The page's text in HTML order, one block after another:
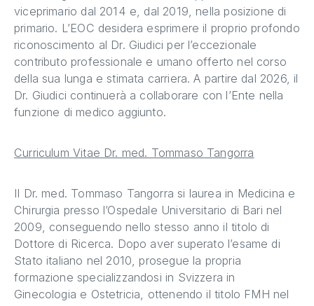
viceprimario dal 2014 e, dal 2019, nella posizione di
primario. L’EOC desidera esprimere il proprio profondo
riconoscimento al Dr. Giudici per l’eccezionale
contributo professionale e umano offerto nel corso
della sua lunga e stimata carriera. A partire dal 2026, il
Dr. Giudici continuerà a collaborare con l’Ente nella
funzione di medico aggiunto.
Curriculum Vitae Dr. med. Tommaso Tangorra
Il Dr. med. Tommaso Tangorra si laurea in Medicina e
Chirurgia presso l’Ospedale Universitario di Bari nel
2009, conseguendo nello stesso anno il titolo di
Dottore di Ricerca. Dopo aver superato l’esame di
Stato italiano nel 2010, prosegue la propria
formazione specializzandosi in Svizzera in
Ginecologia e Ostetricia, ottenendo il titolo FMH nel